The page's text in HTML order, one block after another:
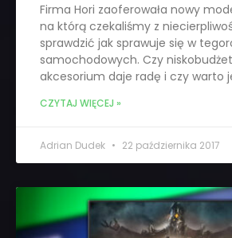
Firma Hori zaoferowała nowy
na którą czekaliśmy z
sprawdzić jak sprawuje się w
samochodowych. Czy
akcesorium daje radę i czy warto
CZYTAJ WIĘCEJ »
Adrian Dudek 22 października 2017